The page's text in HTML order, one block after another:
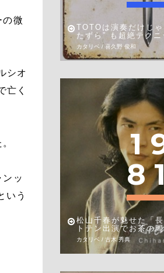
の微
シオ
亡く
ッ
いう
TOTOは演奏だけじ
たずら” も超絶テクニ
カタリベ / 喜久野 俊和
1
8 1
松山千春が魅せた「
トテン出演でお茶の
カタリベ / 古木 秀典